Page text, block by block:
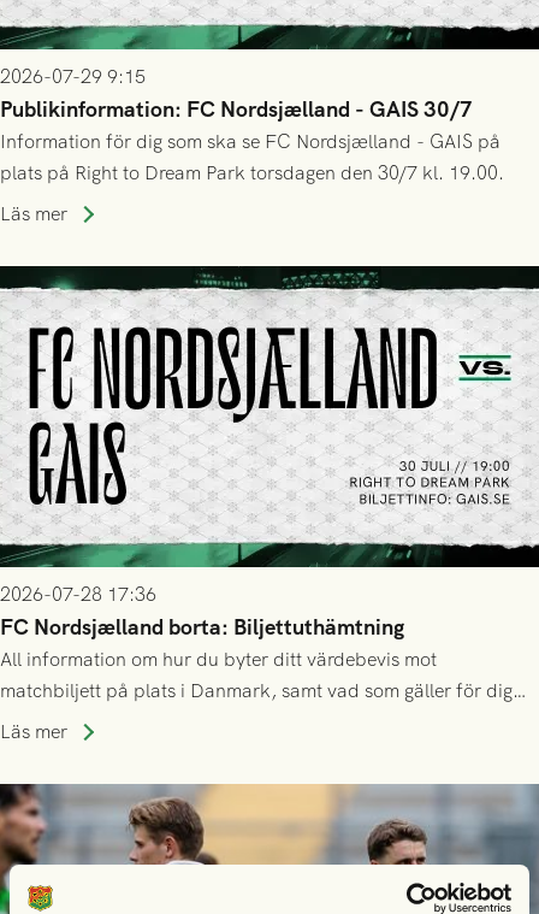
2026-07-29 9:15
Publikinformation: FC Nordsjælland - GAIS 30/7
Information för dig som ska se FC Nordsjælland - GAIS på
plats på Right to Dream Park torsdagen den 30/7 kl. 19.00.
Läs mer
2026-07-28 17:36
FC Nordsjælland borta: Biljettuthämtning
All information om hur du byter ditt värdebevis mot
matchbiljett på plats i Danmark, samt vad som gäller för dig
som står på reservlista eller fått förhinder.
Läs mer